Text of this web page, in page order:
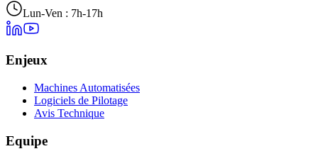
Lun-Ven : 7h-17h
Enjeux
Machines Automatisées
Logiciels de Pilotage
Avis Technique
Equipe